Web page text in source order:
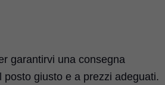
garantirvi una consegna
giusto e a prezzi adeguati.